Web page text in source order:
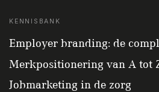
KENNISBANK
Employer branding: de
Merkpositionering van A tot
Jobmarketing in de zorg